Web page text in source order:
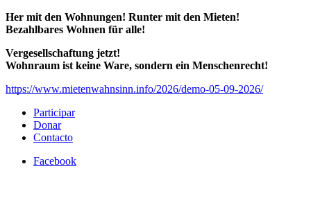
Her mit den Wohnungen! Runter mit den Mieten!
Bezahlbares Wohnen für alle!
Vergesellschaftung jetzt!
Wohnraum ist keine Ware, sondern ein Menschenrecht!
https://www.mietenwahnsinn.info/2026/demo-05-09-2026/
Participar
Donar
Contacto
Facebook